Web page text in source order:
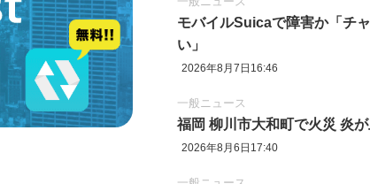
モバイルSuicaで障害か「チ
い」
2026年8月7日16:46
一般ニュース
福岡 柳川市大和町で火災 炎
2026年8月6日17:40